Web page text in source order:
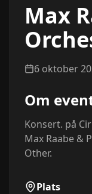
Max
6 oktober
Om
Konsert. på
Max Raabe &
Other.
Plats